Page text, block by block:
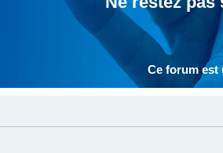
Ce forum est